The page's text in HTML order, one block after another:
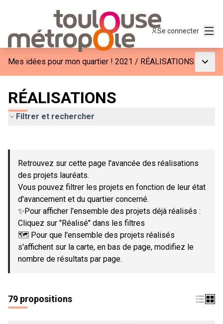
Se connecter
Mes idées pour mon quartier ! 2021 / RÉALISATIONS
RÉALISATIONS
Filtrer et rechercher
−
Retrouvez sur cette page l'avancée des réalisations
des projets lauréats.
Vous pouvez filtrer les projets en fonction de leur état
d'avancement et du quartier concerné.
✨Pour afficher l'ensemble des projets déjà réalisés :
Cliquez sur "Réalisé" dans les filtres
🗺️ Pour que l'ensemble des projets réalisés
s'affichent sur la carte, en bas de page, modifiez le
nombre de résultats par page.
79 propositions